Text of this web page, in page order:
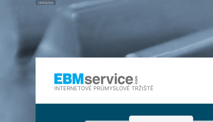
INTERNETOVÉ PRŮMYSLOVÉ TRŽIŠTĚ